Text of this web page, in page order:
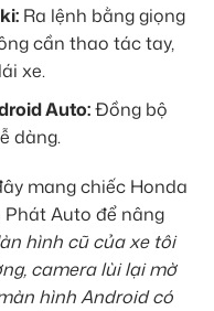
Ra lệnh bằng giọng
cần thao tác tay,
xe.
Auto:Đồng bộ
dàng.
mang chiếc Honda
Phát Auto để nâng
hình cũ của xe tôi
camera lùi lại mờ
hình Android có